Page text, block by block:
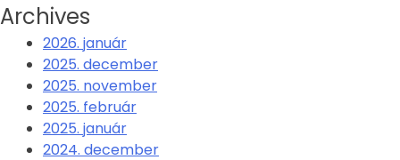
Archives
2026. január
2025. december
2025. november
2025. február
2025. január
2024. december